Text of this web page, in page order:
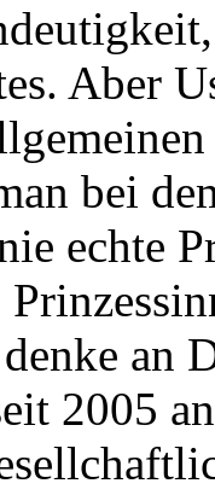
Aber
bei
echte
an
2005